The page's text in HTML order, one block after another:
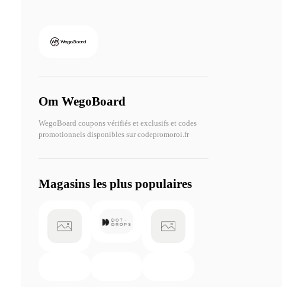
Om WegoBoard
WegoBoard coupons vérifiés et exclusifs et codes
promotionnels disponibles sur codepromoroi.fr
Magasins les plus populaires